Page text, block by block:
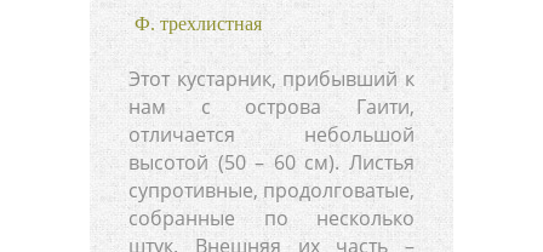
Ф. трехлистная
Этот кустарник, прибывший к
нам с острова Гаити,
отличается небольшой
высотой (50 – 60 см). Листья
супротивные, продолговатые,
собранные по несколько
штук. Внешняя их часть –